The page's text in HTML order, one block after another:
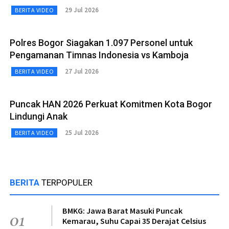
BERITA VIDEO 29 Jul 2026
Polres Bogor Siagakan 1.097 Personel untuk
Pengamanan Timnas Indonesia vs Kamboja
BERITA VIDEO 27 Jul 2026
Puncak HAN 2026 Perkuat Komitmen Kota Bogor
Lindungi Anak
BERITA VIDEO 25 Jul 2026
BERITA TERPOPULER
01
BMKG: Jawa Barat Masuki Puncak
Kemarau, Suhu Capai 35 Derajat Celsius